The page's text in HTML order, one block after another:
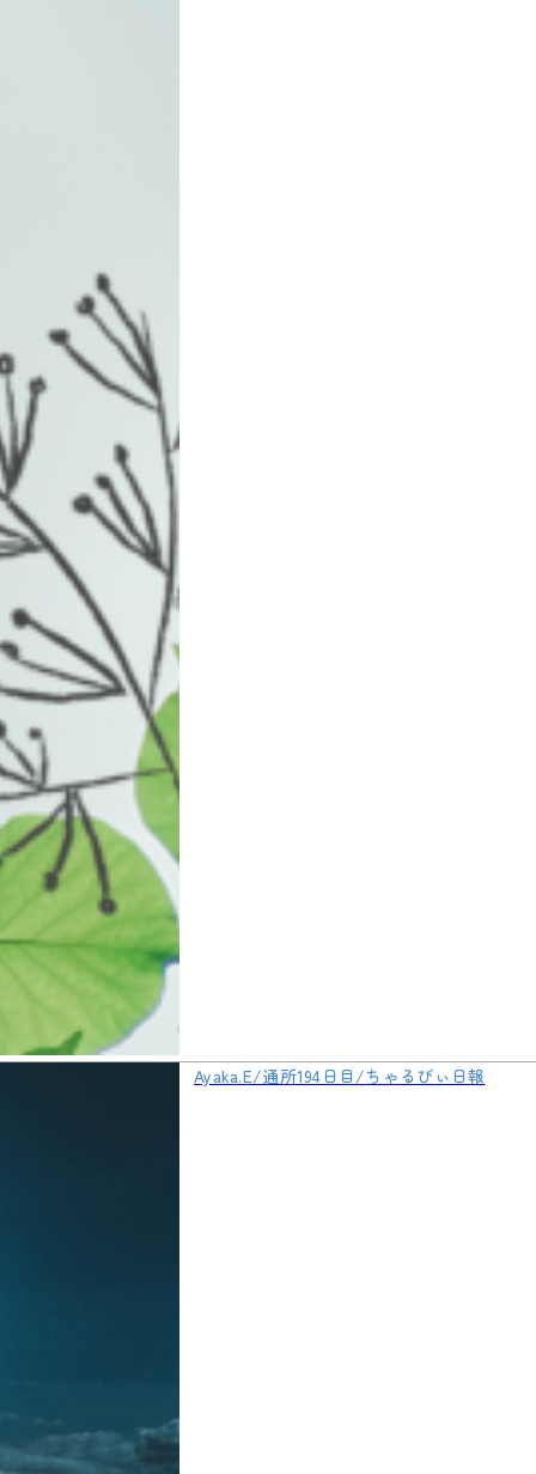
Ayaka.E/通所194日目/ちゃるびぃ日報